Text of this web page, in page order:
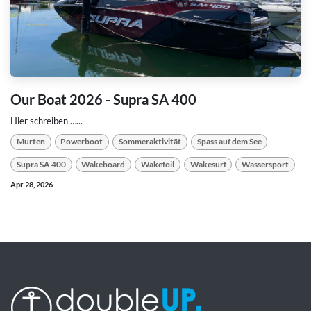
Our Boat 2026 - Supra SA 400
Hier schreiben …...
Murten Powerboot Sommeraktivität Spass auf dem See
Supra SA 400 Wakeboard Wakefoil Wakesurf Wassersport
Apr 28, 2026